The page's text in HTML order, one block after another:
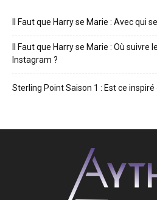
Il Faut que Harry se Marie : Avec qui
Il Faut que Harry se Marie : Où
Instagram ?
Sterling Point Saison 1 : Est ce inspiré